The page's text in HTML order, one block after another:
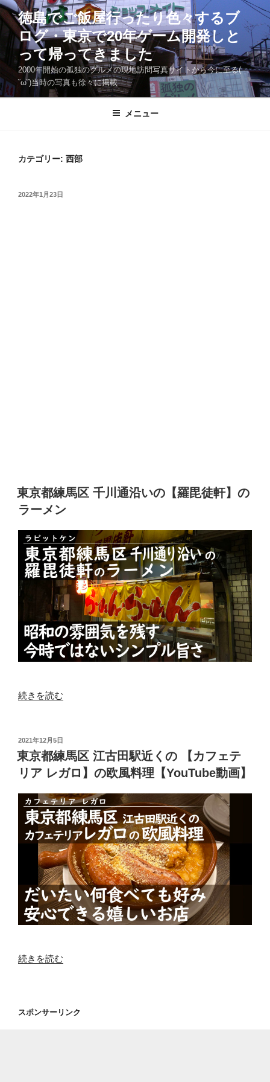
コ
ン
テ
ツ
へ
ス
徳島でご飯屋行ったり色々するブ
ログ・東京で20年ゲーム開発しと
って帰ってきました
2000年開始の孤独のグルメの現地訪問写真サイトから今に至る(
˘ω˘)当時の写真も徐々に掲載
メニュー
カテゴリー: 西部
投
2022年1月23日
東京都練馬区 千川通沿いの【羅毘徒軒】の
ラーメン
“東
練
馬
区
千
川
通
沿
い
徒
軒】
の
ー
続きを読む
投
稿
日:
2021年12月5日
東京都練馬区 江古田駅近くの 【カフェテ
リア レガロ】の欧風料理【YouTube動画】
“東
馬
続きを読む
スポンサーリンク